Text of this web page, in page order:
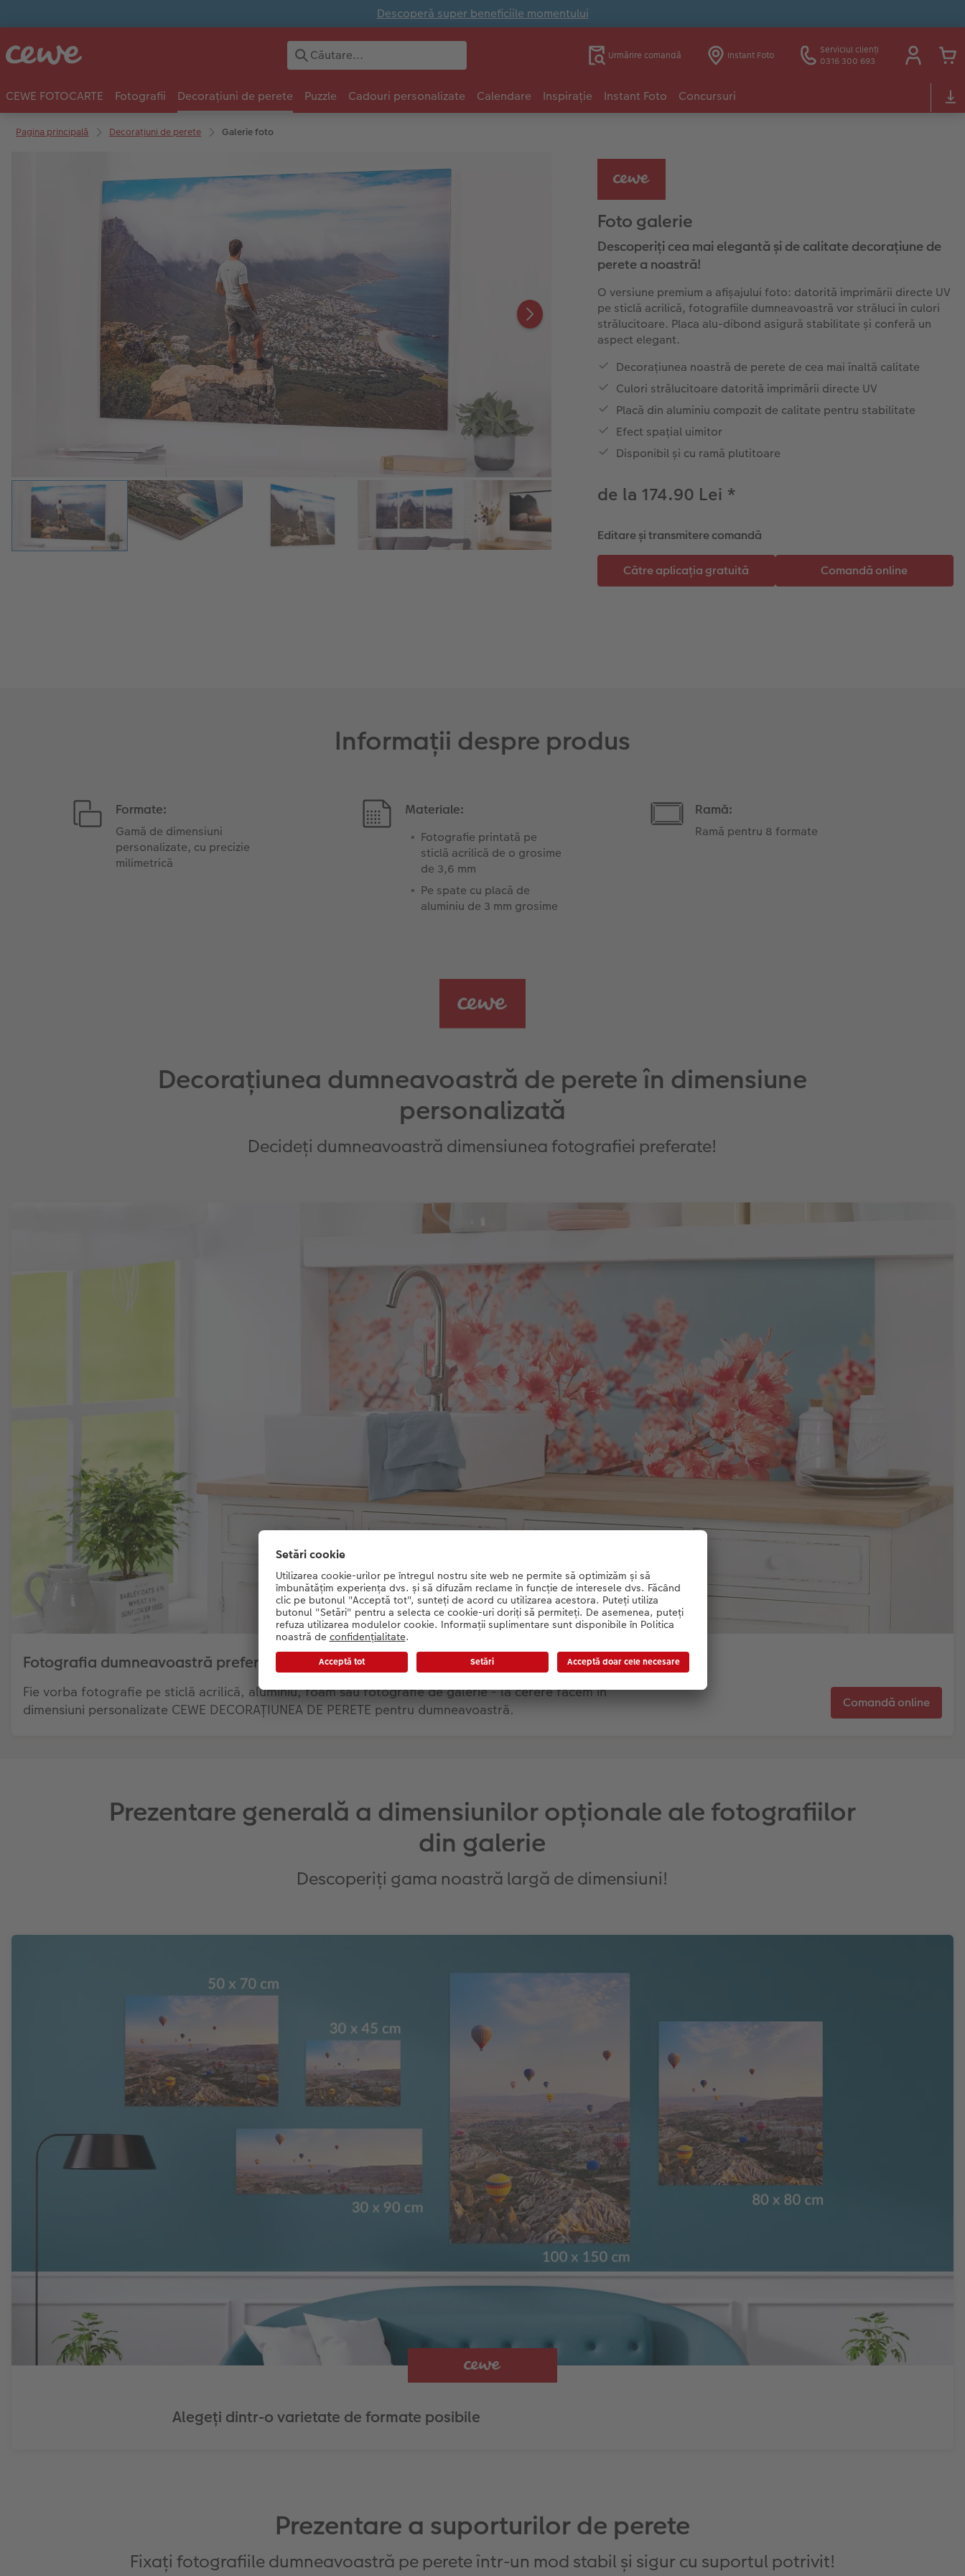
Descoperă super beneficiile momentului
Urmărire comandă Instant Foto
Serviciul clienți
0316 300 693
CEWE FOTOCARTE Fotografii Decorațiuni de perete Puzzle Cadouri personalizate Calendare Inspirație Instant Foto Concursuri
Pagina principală Decorațiuni de perete Galerie foto
Foto galerie
Descoperiţi cea mai elegantă și de calitate decorațiune de
perete a noastră!
O versiune premium a afișajului foto: datorită imprimării directe UV
pe sticlă acrilică, fotografiile dumneavoastră vor străluci în culori
strălucitoare. Placa alu-dibond asigură stabilitate și conferă un
aspect elegant.
Decorațiunea noastră de perete de cea mai înaltă calitate
Culori strălucitoare datorită imprimării directe UV
Placă din aluminiu compozit de calitate pentru stabilitate
Efect spațial uimitor
Disponibil și cu ramă plutitoare
de la 174.90 Lei *
Editare și transmitere comandă
Informații despre produs
Formate:
Gamă de dimensiuni
personalizate, cu precizie
milimetrică
Materiale:
Fotografie printată pe
sticlă acrilică de o grosime
de 3,6 mm
Pe spate cu placă de
aluminiu de 3 mm grosime
Ramă:
Ramă pentru 8 formate
Decorațiunea dumneavoastră de perete în dimensiune
personalizată
Decideți dumneavoastră dimensiunea fotografiei preferate!
Fotografia dumneavoastră preferată într-o dimensiune personalizată
Fie vorba fotografie pe sticlă acrilică, aluminiu, foam sau fotografie de galerie - la cerere facem în
dimensiuni personalizate CEWE DECORAȚIUNEA DE PERETE pentru dumneavoastră.
Comandă online
Prezentare generală a dimensiunilor opționale ale fotografiilor
din galerie
Descoperiți gama noastră largă de dimensiuni!
Alegeți dintr-o varietate de formate posibile
Prezentare a suporturilor de perete
Fixați fotografiile dumneavoastră pe perete într-un mod stabil și sigur cu suportul potrivit!